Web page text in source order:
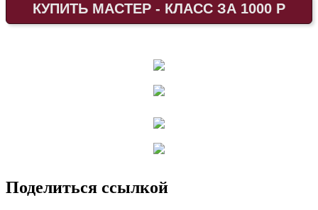
КУПИТЬ МАСТЕР - КЛАСС ЗА 1000 Р
Поделиться ссылкой